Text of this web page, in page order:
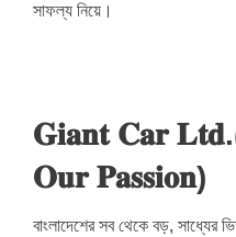
সাফল্য নিয়ে।
𝐆𝐢𝐚𝐧𝐭 𝐂𝐚𝐫
𝐎𝐮𝐫 𝐏𝐚𝐬𝐬𝐢𝐨𝐧)
বাংলাদেশের সব থেকে বড়, সাধ্যের